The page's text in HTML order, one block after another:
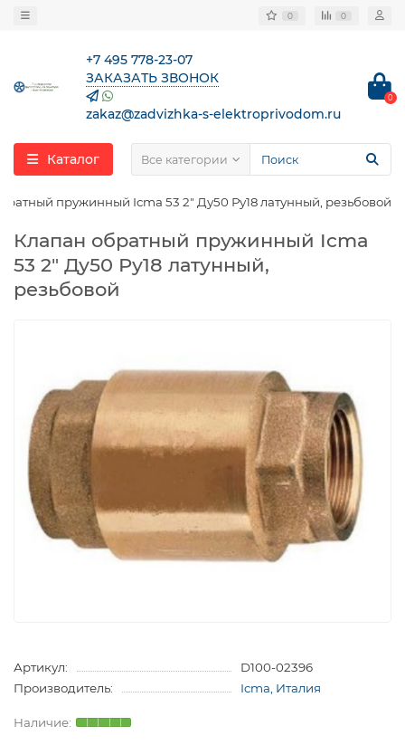
0 0
+7 495 778-23-07
ЗАКАЗАТЬ ЗВОНОК
zakaz@zadvizhka-s-elektroprivodom.ru
0
Каталог Все категории
пружинный Icma 53 2″ Ду50 Ру18 латунный, резьбовой
Клапан обратный пружинный Icma
53 2″ Ду50 Ру18 латунный,
резьбовой
Артикул:
D100-02396
Производитель:
Icma, Италия